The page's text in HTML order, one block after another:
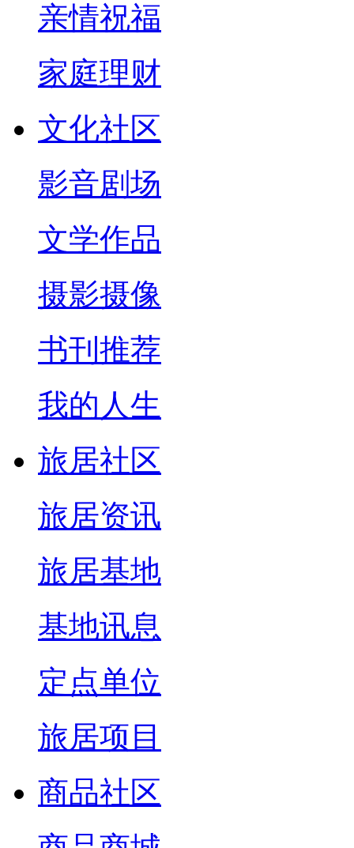
亲情祝福
家庭理财
文化社区
影音剧场
文学作品
摄影摄像
书刊推荐
我的人生
旅居社区
旅居资讯
旅居基地
基地讯息
定点单位
旅居项目
商品社区